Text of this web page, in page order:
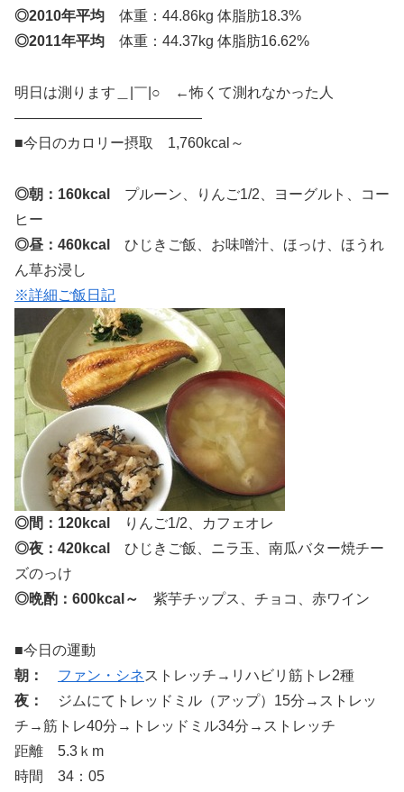
◎2010年平均 体重：44.86kg 体脂肪18.3%
◎2011年平均 体重：44.37kg 体脂肪16.62%
明日は測ります＿|￣|○ ←怖くて測れなかった人
—————————————
■今日のカロリー摂取 1,760kcal～
◎朝：160kcal
プルーン、りんご1/2、ヨーグルト、コー
ヒー
◎昼：460kcal
ひじきご飯、お味噌汁、ほっけ、ほうれ
ん草お浸し
※詳細ご飯日記
◎間：120kcal
りんご1/2、カフェオレ
◎夜：420kcal
ひじきご飯、ニラ玉、南瓜バター焼チー
ズのっけ
◎晩酌：600kcal～
紫芋チップス、チョコ、赤ワイン
■今日の運動
朝：
ファン・シネストレッチ→リハビリ筋トレ2種
夜：
ジムにてトレッドミル（アップ）15分→ストレッ
チ→筋トレ40分→トレッドミル34分→ストレッチ
距離 5.3ｋm
時間 34：05